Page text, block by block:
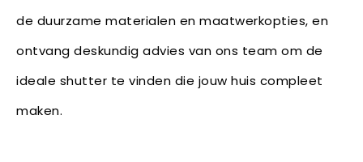
de duurzame materialen en maatwerkopties, en
ontvang deskundig advies van ons team om de
ideale shutter te vinden die jouw huis compleet
maken.